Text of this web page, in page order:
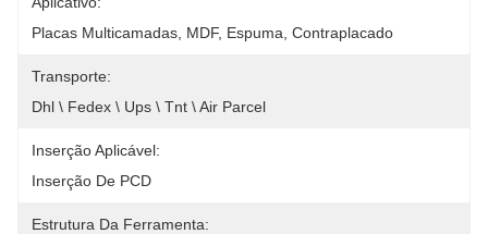
Placas Multicamadas, MDF, Espuma, Contraplacado
Transporte:
Dhl \ Fedex \ Ups \ Tnt \ Air Parcel
Inserção Aplicável:
Inserção De PCD
Estrutura Da Ferramenta: